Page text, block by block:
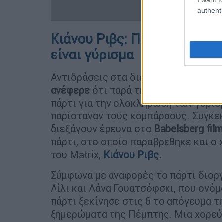
Κιάνου Ριβς: Πάρτι 200
είναι γύρισμα
Aντιδράσεις στα διεθνή μέσα είχε
ανέφερε ότι παρά την οι
πάρτι για την ολοκλήρωση των
παρίσταναν τους κομπάρσους.
διεξάγουν έρευνα στα Babelsberg
πάρτι, στο οποίο παραβρέθηκε και
του Matrix, Κιάνου Ριβς.
Σύμφωνα με αναφορές το πάρτι
Λίλι και Λάνα Γουατσόφσκι, που
πάρτι ξεκίνησε στις 6 το απόγευμα
ξημερώματα της Πέμπτης. Μια